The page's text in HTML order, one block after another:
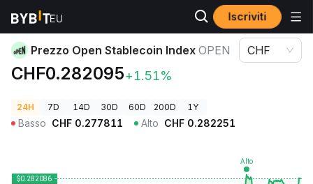
Iscriviti
Prezzi Crypto Prezzo Open Stablecoin Index OPEN
Prezzo Open Stablecoin Index OPEN
CHF0.282095+1.51%
CHF
24H 7D 14D 30D 60D 200D 1Y
Basso CHF 0.277811 Alto CHF 0.282251